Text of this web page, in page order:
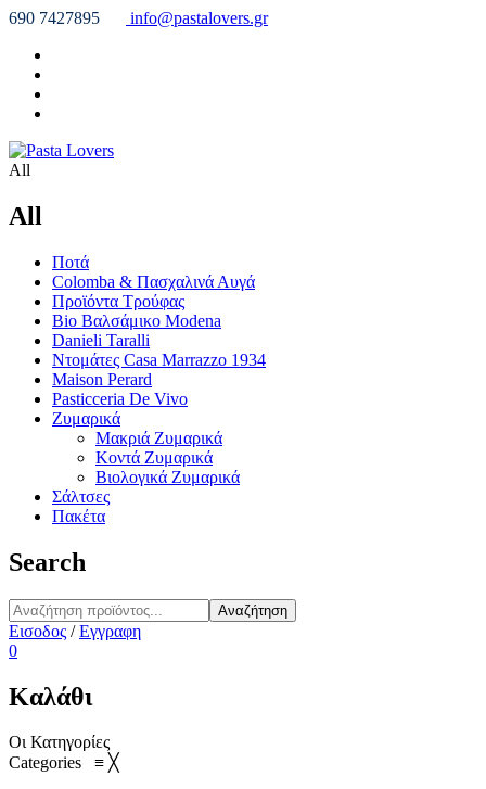
690 7427895 info@pastalovers.gr
All
All
Ποτά
Colomba & Πασχαλινά Αυγά
Προϊόντα Τρούφας
Bio Βαλσάμικο Modena
Danieli Taralli
Ντομάτες Casa Marrazzo 1934
Maison Perard
Pasticceria De Vivo
Ζυμαρικά
Μακριά Ζυμαρικά
Κοντά Ζυμαρικά
Βιολογικά Ζυμαρικά
Σάλτσες
Πακέτα
Search
Αναζήτηση
Εισοδος /Εγγραφη
0
Καλάθι
Οι Κατηγορίες
Categories ≡ ╳